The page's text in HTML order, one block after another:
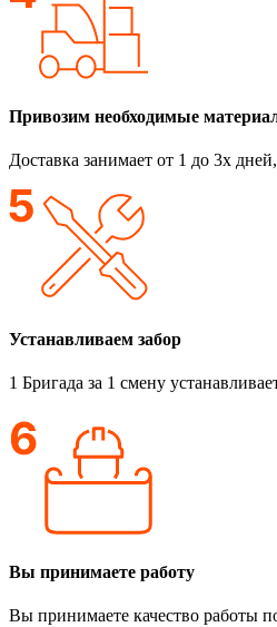
Привозим необходимые
Доставка занимает от 1 до 3х
Устанавливаем забор
1 Бригада за 1 смену
Вы принимаете работу
Вы принимаете качество работы